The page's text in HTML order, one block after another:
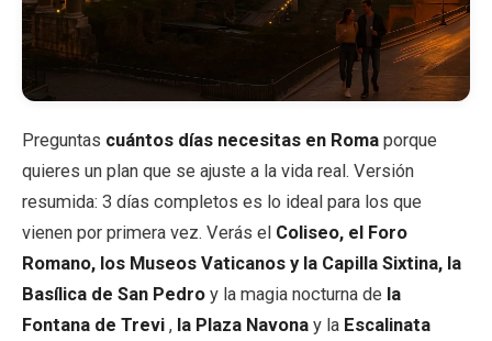
Fridge Magnets
License Plates
Sobre nosotros
EN
Preguntas cuántos días necesitas en Roma porque
quieres un plan que se ajuste a la vida real. Versión
resumida: 3 días completos es lo ideal para los que
vienen por primera vez. Verás el Coliseo, el Foro
Romano, los Museos Vaticanos y la Capilla Sixtina, la
Basílica de San Pedro y la magia nocturna de la
Fontana de Trevi , la Plaza Navona y la Escalinata